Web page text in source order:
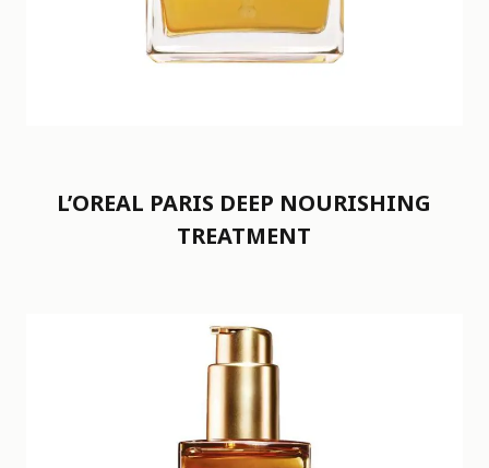
L’OREAL PARIS DEEP NOURISHING
TREATMENT